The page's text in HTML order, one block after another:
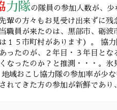
力隊の隊員の参加人数が、少
輩の方々もお見受け出来ずに残
職員が来たのは、黒部市、砺波
１５市町村があります）。 協
ったのが、２年目・３年目とな
なったのか？と推測・・・。氷
域おこし協力隊の参加率が少
れてきた方の参加が新鮮であり